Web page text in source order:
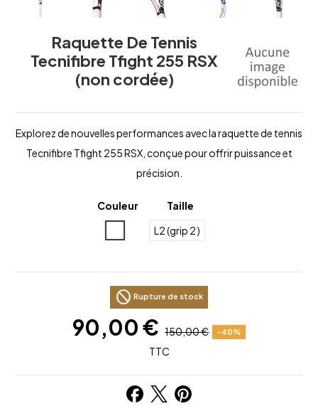
Raquette De Tennis
Tecnifibre Tfight 255 RSX
(non cordée)
Explorez de nouvelles performances avec la raquette de tennis
Tecnifibre Tfight 255 RSX, conçue pour offrir puissance et
précision.
Couleur
Taille
L2 (grip 2 )
block Rupture de stock
90,00 € 150,00 € -40%
TTC